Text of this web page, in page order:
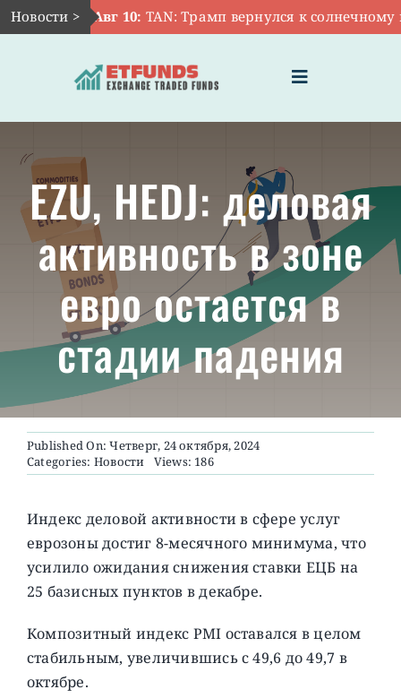
Skip
to
Новости >Авг 10:TAN: Трамп вернулся к солнечному
Toggle
Navigation
ГЛАВНАЯ
ЧТО ТАКОЕ ETF
ИНВЕСТИЦИИ В ETF
ТЕМАТИЧЕСКИЕ ETF
АКТУАЛЬНЫЕ
О ПРОЕКТЕ
EZU, HEDJ: деловая
активность в зоне
евро остается в
стадии падения
Published On: Четверг, 24 октября, 2024
Categories: Новости Views: 186
Индекс деловой активности в сфере услуг
еврозоны достиг 8-месячного минимума, что
усилило ожидания снижения ставки ЕЦБ на
25 базисных пунктов в декабре.
Композитный индекс PMI оставался в целом
стабильным, увеличившись с 49,6 до 49,7 в
октябре.